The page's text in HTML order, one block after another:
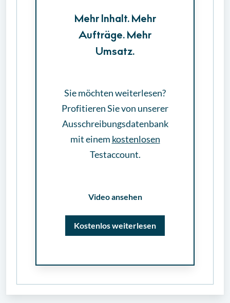
Mehr Inhalt. Mehr
Aufträge. Mehr
Umsatz.
Sie möchten weiterlesen?
Profitieren Sie von unserer
Ausschreibungsdatenbank
mit einem kostenlosen
Testaccount.
Video ansehen
Kostenlos weiterlesen